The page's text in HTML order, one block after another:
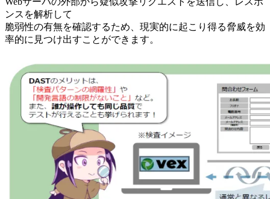
ンスを解析して
脆弱性の有無を確認するため、現実的に起こり得る脅威を効
率的に見つけ出すことができます。